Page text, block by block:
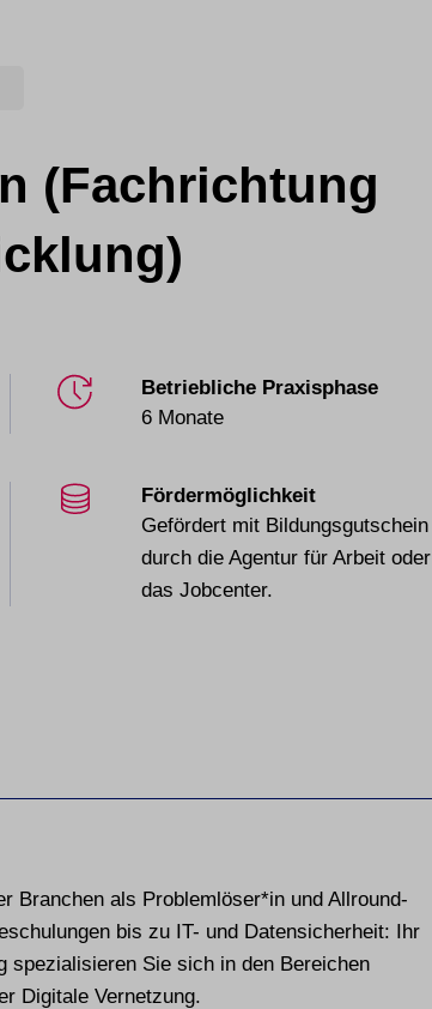
(Fachrichtung
Betriebliche Praxisphase
6 Monate
Fördermöglichkeit
Gefördert mit Bildungsgutschein
durch die Agentur für Arbeit oder
das Jobcenter.
Branchen als Problemlöser*in und Allround-
bis zu IT- und Datensicherheit: Ihr
spezialisieren Sie sich in den Bereichen
Digitale Vernetzung.